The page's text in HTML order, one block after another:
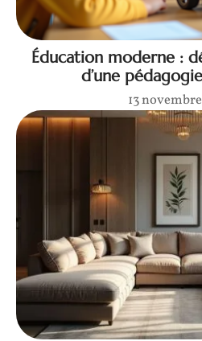
Éducation moderne :
d’une
13